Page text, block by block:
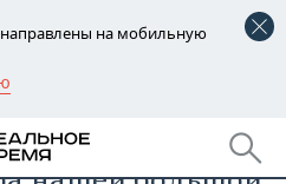
на мобильную
когда